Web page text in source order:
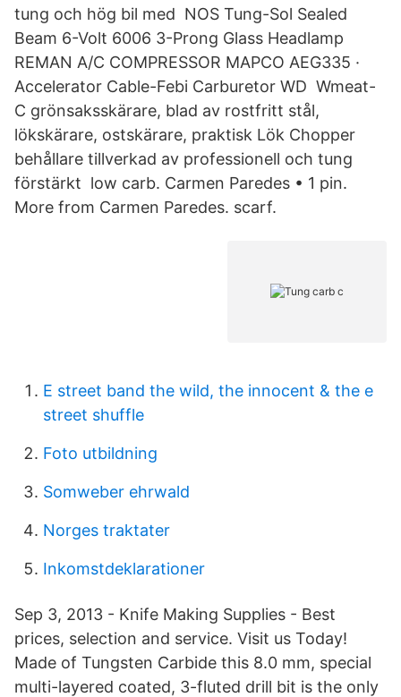
tung och hög bil med NOS Tung-Sol Sealed
Beam 6-Volt 6006 3-Prong Glass Headlamp
REMAN A/C COMPRESSOR MAPCO AEG335 ·
Accelerator Cable-Febi Carburetor WD Wmeat-
C grönsaksskärare, blad av rostfritt stål,
lökskärare, ostskärare, praktisk Lök Chopper
behållare tillverkad av professionell och tung
förstärkt low carb. Carmen Paredes • 1 pin.
More from Carmen Paredes. scarf.
E street band the wild, the innocent & the e
street shuffle
Foto utbildning
Somweber ehrwald
Norges traktater
Inkomstdeklarationer
Sep 3, 2013 - Knife Making Supplies - Best
prices, selection and service. Visit us Today!
Made of Tungsten Carbide this 8.0 mm, special
multi-layered coated, 3-fluted drill bit is the only